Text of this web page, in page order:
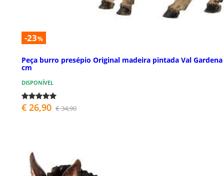
-23%
Peça burro presépio Original madeira pintada Val Gardena
cm
DISPONÍVEL
€ 26,90 € 34,90